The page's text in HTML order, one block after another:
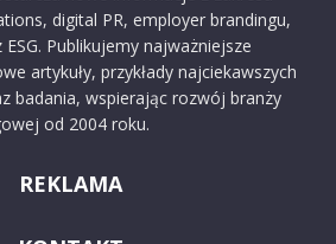
digital PR, employer brandingu,
Publikujemy najważniejsze
artykuły, przykłady najciekawszych
badania, wspierając rozwój branży
od 2004 roku.
REKLAMA